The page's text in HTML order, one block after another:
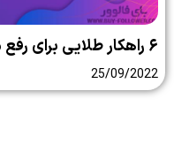
۶ راهکار طلایی برای رفع مشکل couldn’t refresh feed
25/09/2022